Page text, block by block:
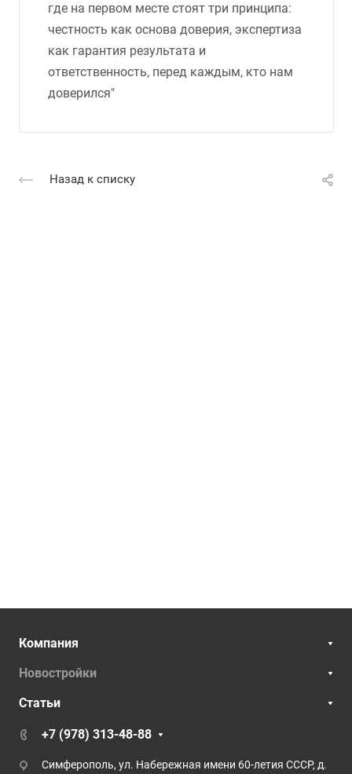
где на первом месте стоят три принципа:
честность как основа доверия, экспертиза
как гарантия результата и
ответственность, перед каждым, кто нам
доверился"
Назад к списку
Компания
Новостройки
Статьи
+7 (978) 313-48-88
Симферополь, ул. Набережная имени 60-летия СССР, д.